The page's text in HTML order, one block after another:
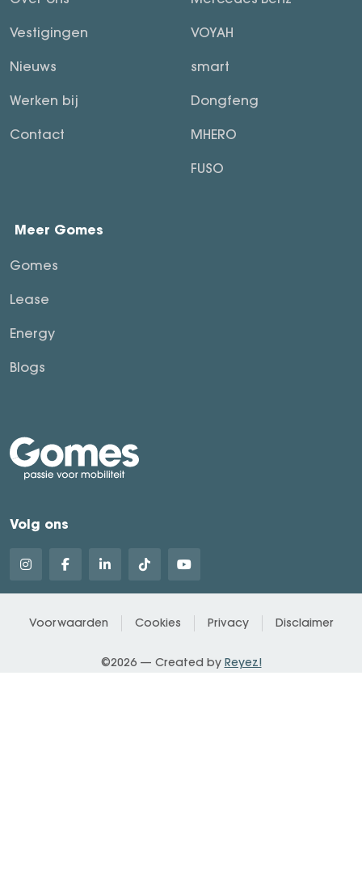
Vestigingen
Nieuws
Werken bij
Contact
VOYAH
smart
Dongfeng
MHERO
FUSO
Meer Gomes
Gomes
Lease
Energy
Blogs
Volg ons
Voorwaarden Cookies Privacy Disclaimer
©2026 — Created by Reyez!